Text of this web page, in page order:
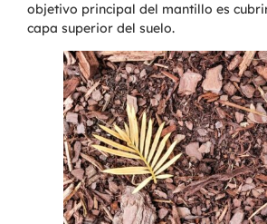
objetivo principal del mantillo es
capa superior del suelo.